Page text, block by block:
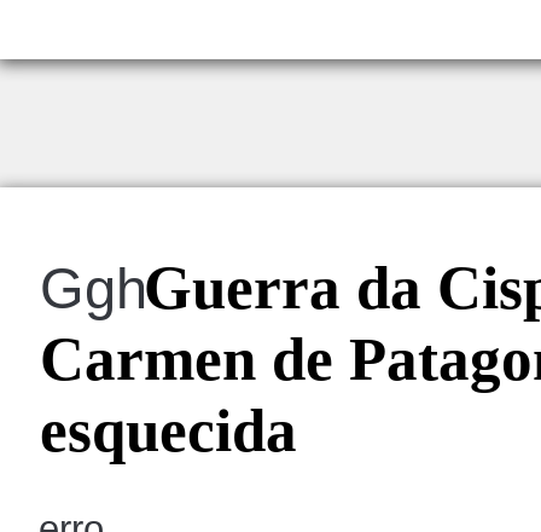
GghGuerra da
Carmen de
esquecida